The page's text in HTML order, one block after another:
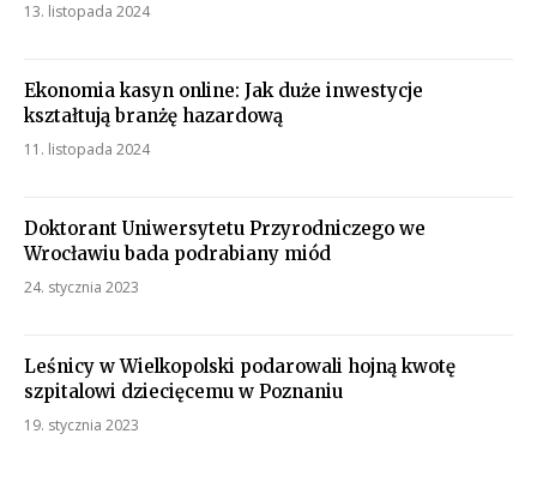
13. listopada 2024
Ekonomia kasyn online: Jak duże inwestycje
kształtują branżę hazardową
11. listopada 2024
Doktorant Uniwersytetu Przyrodniczego we
Wrocławiu bada podrabiany miód
24. stycznia 2023
Leśnicy w Wielkopolski podarowali hojną kwotę
szpitalowi dziecięcemu w Poznaniu
19. stycznia 2023